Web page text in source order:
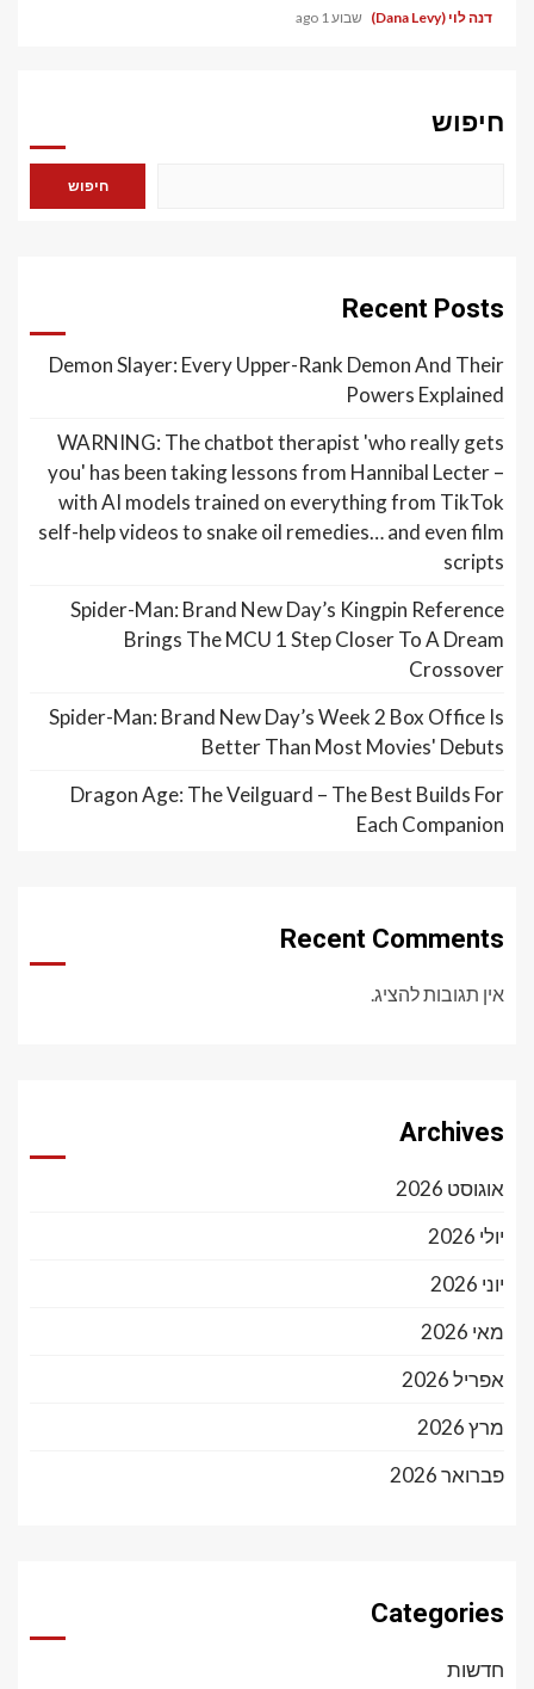
דנה לוי (Dana Levy) שבוע 1 ago
חיפוש
חיפוש
Recent Posts
Demon Slayer: Every Upper-Rank Demon And Their
Powers Explained
WARNING: The chatbot therapist 'who really gets
you' has been taking lessons from Hannibal Lecter –
with AI models trained on everything from TikTok
self-help videos to snake oil remedies… and even film
scripts
Spider-Man: Brand New Day’s Kingpin Reference
Brings The MCU 1 Step Closer To A Dream
Crossover
Spider-Man: Brand New Day’s Week 2 Box Office Is
Better Than Most Movies' Debuts
Dragon Age: The Veilguard – The Best Builds For
Each Companion
Recent Comments
אין תגובות להציג.
Archives
אוגוסט 2026
יולי 2026
יוני 2026
מאי 2026
אפריל 2026
מרץ 2026
פברואר 2026
Categories
חדשות